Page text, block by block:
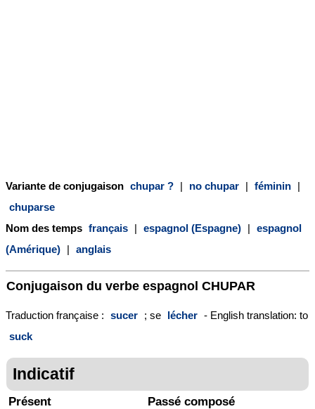
Variante de conjugaison chupar ? | no chupar | féminin |
chuparse
Nom des temps français | espagnol (Espagne) | espagnol
(Amérique) | anglais
Conjugaison du verbe espagnol CHUPAR
Traduction française : sucer ; se lécher - English translation: to
suck
Indicatif
Présent Passé composé